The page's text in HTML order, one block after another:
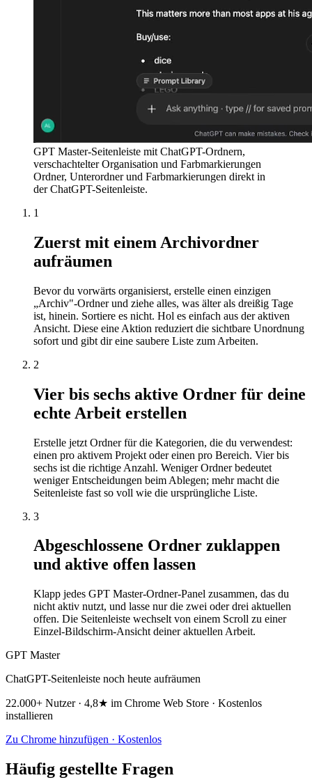
GPT Master-Seitenleiste mit ChatGPT-Ordnern,
verschachtelter Organisation und Farbmarkierungen
Ordner, Unterordner und Farbmarkierungen direkt in
der ChatGPT-Seitenleiste.
1
Zuerst mit einem Archivordner
aufräumen
Bevor du vorwärts organisierst, erstelle einen einzigen
„Archiv"-Ordner und ziehe alles, was älter als dreißig Tage
ist, hinein. Sortiere es nicht. Hol es einfach aus der aktiven
Ansicht. Diese eine Aktion reduziert die sichtbare Unordnung
sofort und gibt dir eine saubere Liste zum Arbeiten.
2
Vier bis sechs aktive Ordner für deine
echte Arbeit erstellen
Erstelle jetzt Ordner für die Kategorien, die du verwendest:
einen pro aktivem Projekt oder einen pro Bereich. Vier bis
sechs ist die richtige Anzahl. Weniger Ordner bedeutet
weniger Entscheidungen beim Ablegen; mehr macht die
Seitenleiste fast so voll wie die ursprüngliche Liste.
3
Abgeschlossene Ordner zuklappen
und aktive offen lassen
Klapp jedes GPT Master-Ordner-Panel zusammen, das du
nicht aktiv nutzt, und lasse nur die zwei oder drei aktuellen
offen. Die Seitenleiste wechselt von einem Scroll zu einer
Einzel-Bildschirm-Ansicht deiner aktuellen Arbeit.
GPT Master
ChatGPT-Seitenleiste noch heute aufräumen
22.000+ Nutzer · 4,8★ im Chrome Web Store · Kostenlos
installieren
Zu Chrome hinzufügen · Kostenlos
Häufig gestellte Fragen